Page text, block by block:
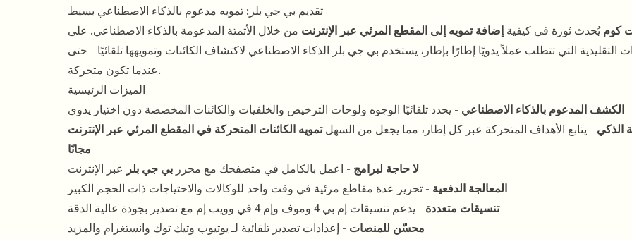
تقديم بي جي بلر: تمويه مدعوم بالذكاء الاصطناعي بسيط
كوميُحدث ثورة في كيفية إضافة تمويه إلى المقطع المرئي عبر الإنترنت من خلال الأتمتة المدعومة بالذكاء الاصطناعي. على
التي تتطلب عملاً يدويًا إطارًا بإطار، يستخدم بي جي بلر الذكاء الاصطناعي لاكتشاف الكائنات وتمويهها تلقائيًا - حتى
عندما تكون متحركة.
الميزات الرئيسية
الكشف المدعوم بالذكاء الاصطناعي - يحدد تلقائيًا الوجوه ولوحات الترخيص والخلفيات والكائنات المخصصة دون اختيار يدوي
الذكي - يتابع الأهداف المتحركة عبر كل إطار، مما يجعل من السهلتمويه الكائنات المتحركة في المقطع المرئي عبر الإنترنت
مجانًا
لا حاجة لبرامج - اعمل بالكامل في متصفحك مع محرر بي جي بلر عبر الإنترنت
المعالجة الدفعية - تحرير عدة مقاطع مرئية في وقت واحد للوكالات والاحتياجات ذات الحجم الكبير
تنسيقات متعددة - يدعم تنسيقات إم بي 4 وموف وإم 4 في وويب إم مع تصدير بجودة عالية الدقة
محسّن للمنصات - إعدادات تصدير تلقائية لـ يوتيوب وتيك توك وانستغرام والمزيد